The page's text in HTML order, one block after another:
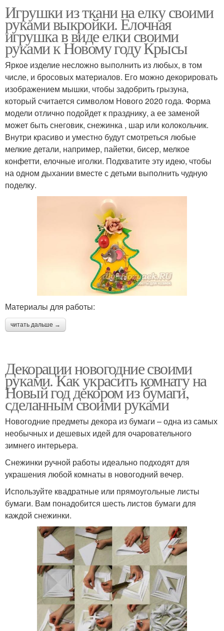
Игрушки из ткани на елку своими
руками выкройки. Елочная
игрушка в виде елки своими
руками к Новому году Крысы
Яркое изделие несложно выполнить из любых, в том
числе, и бросовых материалов. Его можно декорировать
изображением мышки, чтобы задобрить грызуна,
который считается символом Нового 2020 года. Форма
модели отлично подойдет к празднику, а ее заменой
может быть снеговик, снежинка , шар или колокольчик.
Внутри красиво и уместно будут смотреться любые
мелкие детали, например, пайетки, бисер, мелкое
конфетти, елочные иголки. Подхватите эту идею, чтобы
на одном дыхании вместе с детьми выполнить чудную
поделку.
Материалы для работы:
читать дальше →
Декорации новогодние своими
руками. Как украсить комнату на
Новый год декором из бумаги,
сделанным своими руками
Новогодние предметы декора из бумаги – одна из самых
необычных и дешевых идей для очаровательного
зимнего интерьера.
Снежинки ручной работы идеально подходят для
украшения любой комнаты в новогодний вечер.
Используйте квадратные или прямоугольные листы
бумаги. Вам понадобится шесть листов бумаги для
каждой снежинки.